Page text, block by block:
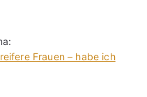
Frauen – habe ich